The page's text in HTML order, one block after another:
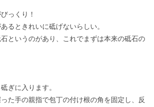
っくり！
るときれいに砥げないらしい。
というのがあり、これでまずは本来の砥石の
ぎに入ります。
た手の親指で包丁の付け根の角を固定し、反